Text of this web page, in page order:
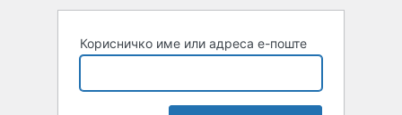
Корисничко име или адреса е-поште